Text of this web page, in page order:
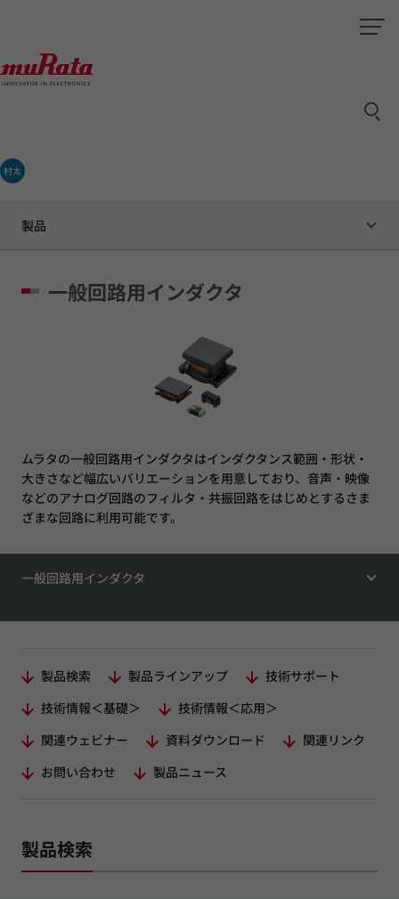
村太
製品
一般回路用インダクタ
ムラタの一般回路用インダクタはインダクタンス範囲・形状・
大きさなど幅広いバリエーションを用意しており、音声・映像
などのアナログ回路のフィルタ・共振回路をはじめとするさま
ざまな回路に利用可能です。
一般回路用インダクタ
製品検索 製品ラインアップ
技術サポート
技術情報＜基礎＞
技術情報＜応用＞
関連ウェビナー
資料ダウンロード
関連リンク
お問い合わせ
製品ニュース
製品検索